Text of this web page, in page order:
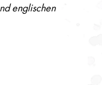
englischen